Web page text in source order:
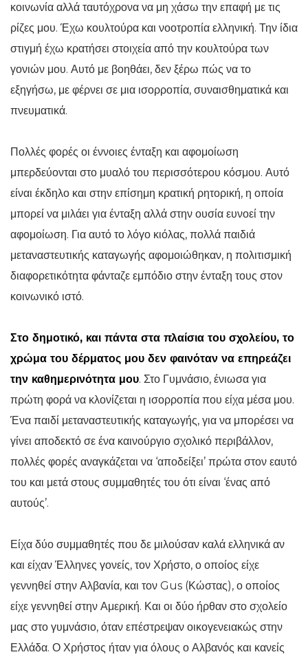
κοινωνία αλλά ταυτόχρονα να μη χάσω την επαφή με τις
ρίζες μου. Έχω κουλτούρα και νοοτροπία ελληνική. Την ίδια
στιγμή έχω κρατήσει στοιχεία από την κουλτούρα των
γονιών μου. Αυτό με βοηθάει, δεν ξέρω πώς να το
εξηγήσω, με φέρνει σε μια ισορροπία, συναισθηματικά και
πνευματικά.
Πολλές φορές οι έννοιες ένταξη και αφομοίωση
μπερδεύονται στο μυαλό του περισσότερου κόσμου. Αυτό
είναι έκδηλο και στην επίσημη κρατική ρητορική, η οποία
μπορεί να μιλάει για ένταξη αλλά στην ουσία ευνοεί την
αφομοίωση. Για αυτό το λόγο κιόλας, πολλά παιδιά
μεταναστευτικής καταγωγής αφομοιώθηκαν, η πολιτισμική
διαφορετικότητα φάνταζε εμπόδιο στην ένταξη τους στον
κοινωνικό ιστό.
Στο δημοτικό, και πάντα στα πλαίσια του σχολείου, το
χρώμα του δέρματος μου δεν φαινόταν να επηρεάζει
την καθημερινότητα μου. Στο Γυμνάσιο, ένιωσα για
πρώτη φορά να κλονίζεται η ισορροπία που είχα μέσα μου.
Ένα παιδί μεταναστευτικής καταγωγής, για να μπορέσει να
γίνει αποδεκτό σε ένα καινούργιο σχολικό περιβάλλον,
πολλές φορές αναγκάζεται να ‘αποδείξει’ πρώτα στον εαυτό
του και μετά στους συμμαθητές του ότι είναι ‘ένας από
αυτούς’.
Είχα δύο συμμαθητές που δε μιλούσαν καλά ελληνικά αν
και είχαν Έλληνες γονείς, τον Χρήστο, ο οποίος είχε
γεννηθεί στην Αλβανία, και τον Gus (Κώστας), ο οποίος
είχε γεννηθεί στην Αμερική. Και οι δύο ήρθαν στο σχολείο
μας στο γυμνάσιο, όταν επέστρεψαν οικογενειακώς στην
Ελλάδα. Ο Χρήστος ήταν για όλους ο Αλβανός και κανείς